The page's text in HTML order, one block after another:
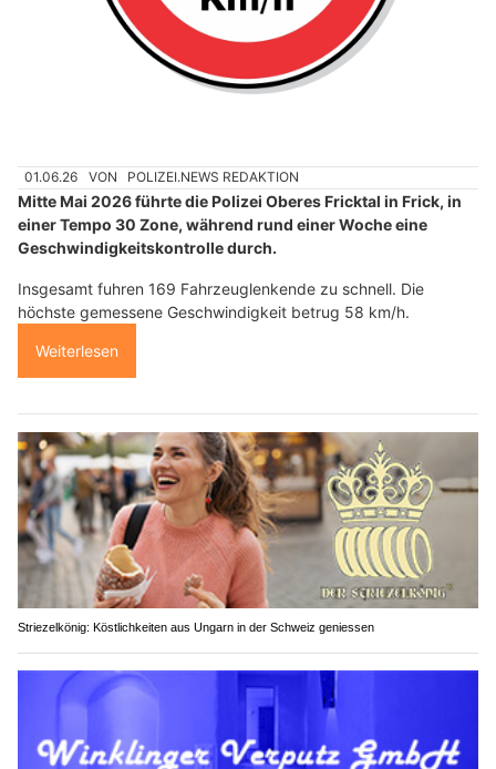
01.06.26 VON POLIZEI.NEWS REDAKTION
Mitte Mai 2026 führte die Polizei Oberes Fricktal in Frick, in
einer Tempo 30 Zone, während rund einer Woche eine
Geschwindigkeitskontrolle durch.
Insgesamt fuhren 169 Fahrzeuglenkende zu schnell. Die
höchste gemessene Geschwindigkeit betrug 58 km/h.
Weiterlesen
Striezelkönig: Köstlichkeiten aus Ungarn in der Schweiz geniessen